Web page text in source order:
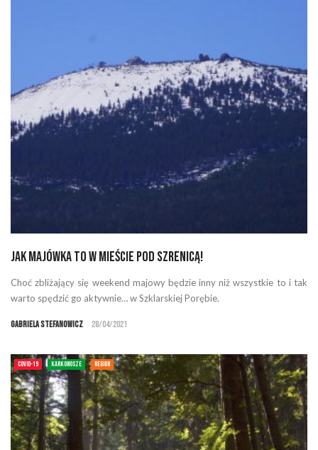
Jak majówka to w mieście pod Szrenicą!
Choć zbliżający się weekend majowy będzie inny niż wszystkie to i tak
warto spędzić go aktywnie… w Szklarskiej Porębie.
Gabriela Stefanowicz 28/04/2021
COVID-19 KARKONOSZE REGION